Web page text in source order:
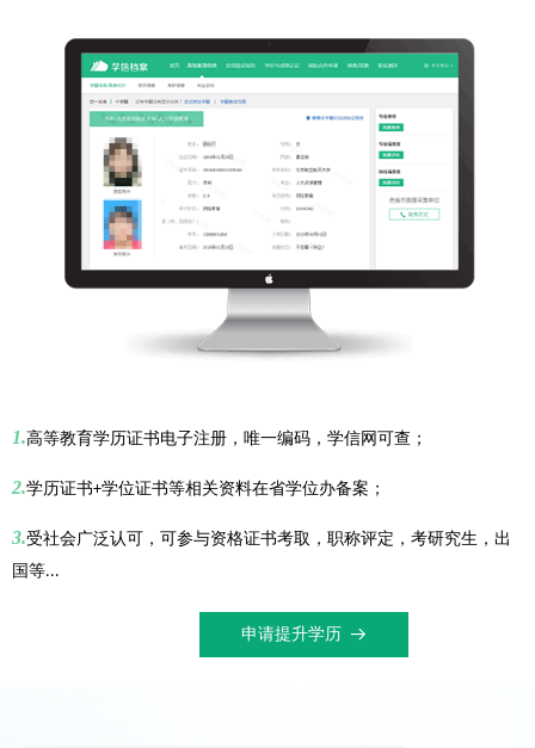
1.高等教育学历证书电子注册，唯一编码，学信网可查；
2.学历证书+学位证书等相关资料在省学位办备案；
3.受社会广泛认可，可参与资格证书考取，职称评定，考研究生，出
国等...
申请提升学历 뀠